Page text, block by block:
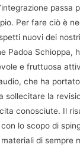
passa
Per fare ciò è
nuovi dei
Padoa Schioppa,
e fruttuosa
che ha
sollecitare la
conosciute. Il
lo scopo di
di sempre